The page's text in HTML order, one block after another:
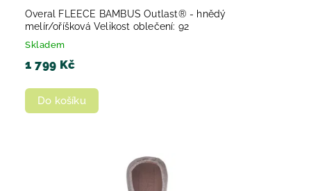
Overal FLEECE BAMBUS Outlast® - hnědý
melír/oříšková Velikost oblečení: 92
Skladem
1 799 Kč
Do košíku